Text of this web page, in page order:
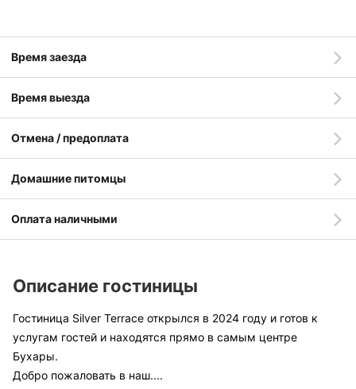
Время заезда
Время выезда
Отмена / предоплата
Домашние питомцы
Оплата наличными
Описание гостиницы
Гостиница Silver Terrace открылся в 2024 году и готов к
услугам гостей и находятся прямо в самым центре
Бухары.
Добро пожаловать в наш....